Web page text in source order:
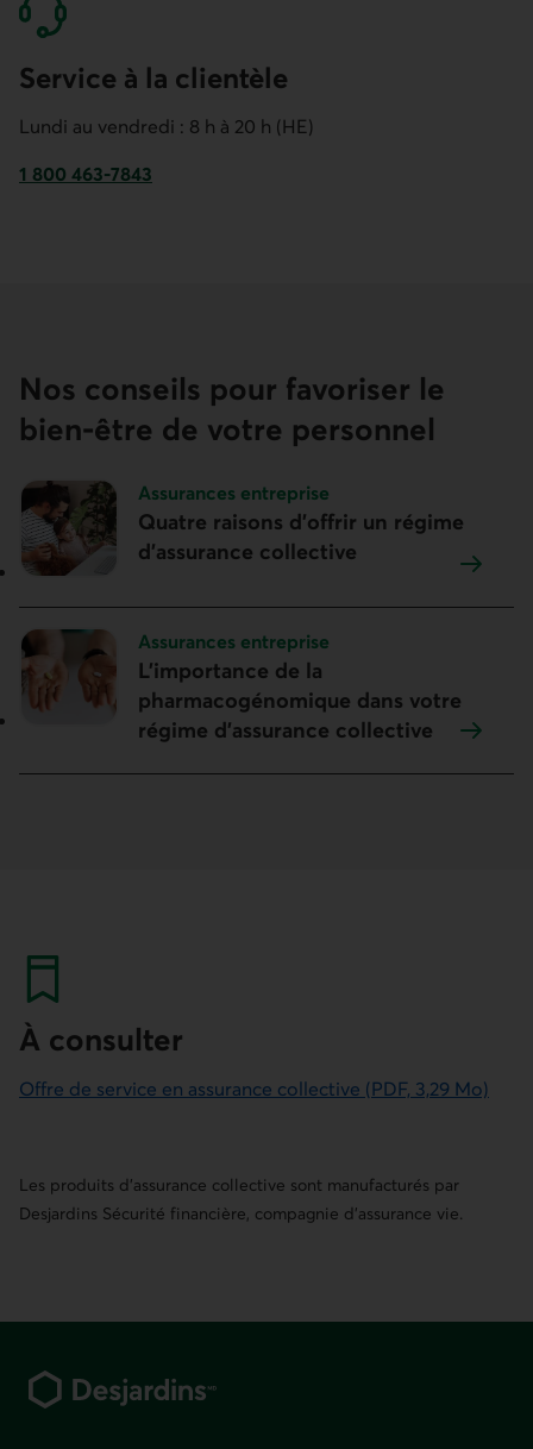
Service à la clientèle
Lundi au vendredi : 8 h à 20 h (HE)
1 800 463-7843
Nos conseils pour favoriser le
bien-être de votre personnel
Sujet :
Assurances entreprise
Quatre raisons d’offrir un régime
d’assurance collective
Sujet :
Assurances entreprise
L’importance de la
pharmacogénomique dans votre
régime d’assurance collective
À consulter
Offre de service en assurance collective (PDF, 3,29 Mo)
Les produits d'assurance collective sont manufacturés par
Desjardins Sécurité financière, compagnie d'assurance vie.